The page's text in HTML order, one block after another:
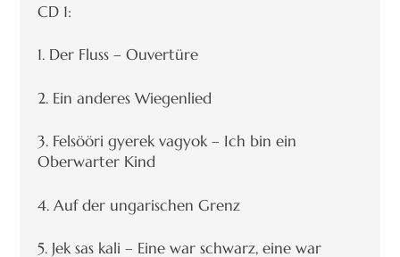
CD 1:
1. Der Fluss – Ouvertüre
2. Ein anderes Wiegenlied
3. Felsööri gyerek vagyok – Ich bin ein
Oberwarter Kind
4. Auf der ungarischen Grenz
5. Jek sas kali – Eine war schwarz, eine war